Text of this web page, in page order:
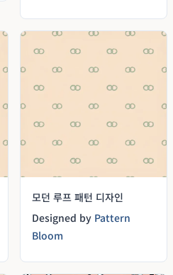
모던 루프 패턴 디자인
Designed by Pattern
Bloom